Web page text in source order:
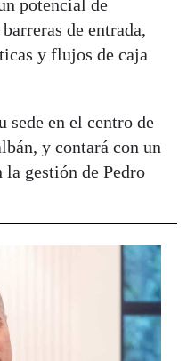
potencial de
de entrada,
y flujos de caja
sede en el centro de
y contará con un
la gestión de Pedro